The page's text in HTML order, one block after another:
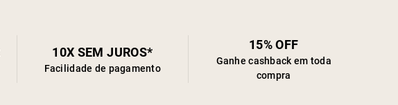
10X SEM JUROS*
Facilidade de pagamento
15% OFF
Ganhe cashback em toda
compra